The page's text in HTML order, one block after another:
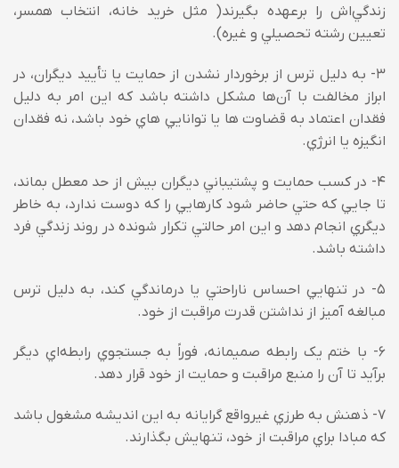
زندگي‌اش را برعهده بگيرند( مثل خريد خانه، انتخاب همسر،
تعيين رشته تحصيلي و غيره).
3- به دليل ترس از برخوردار نشدن از حمايت يا تأييد ديگران، در
ابراز مخالفت با آن‌ها مشکل داشته باشد که اين امر به دليل
فقدان اعتماد به قضاوت ها يا توانايي هاي خود باشد، نه فقدان
انگيزه يا انرژي.
4- در کسب حمايت و پشتيباني ديگران بيش از حد معطل بماند،
تا جايي که حتي حاضر شود کارهايي را که دوست ندارد، به خاطر
ديگري انجام دهد و اين امر حالتي تکرار شونده در روند زندگي فرد
داشته باشد.
5- در تنهايي احساس ناراحتي يا درماندگي کند، به دليل ترس
مبالغه آميز از نداشتن قدرت مراقبت از خود.
6- با ختم يک رابطه صمیمانه، فوراً به جستجوي رابطه‌اي ديگر
برآيد تا آن را منبع مراقبت و حمايت از خود قرار دهد.
7- ذهنش به طرزي غيرواقع گرايانه به اين انديشه مشغول باشد
که مبادا براي مراقبت از خود، تنهايش بگذارند.